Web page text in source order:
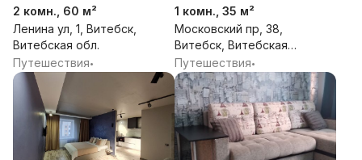
2 комн., 60 м²
Ленина ул, 1, Витебск,
Витебская обл.
Путешествия•
1 комн., 35 м²
Московский пр, 38,
Витебск, Витебская
обл.
Путешествия•